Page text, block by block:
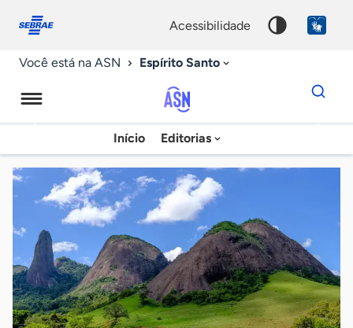
conosco
acessibilidade
Você está na ASN Espírito Santo
Agência
Sebrae
de
Notícias
Início Editorias
Dados
para
chave